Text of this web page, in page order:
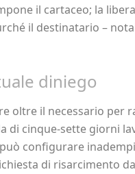
il cartaceo; la
il destinatario –
diniego
oltre il necessario per
di cinque-sette giorni
configurare
di risarcimento